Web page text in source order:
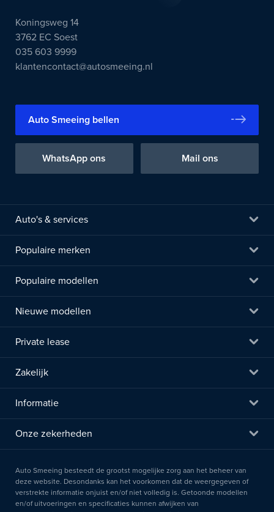
Koningsweg 14
3762 EC Soest
035 603 9999
klantencontact@autosmeeing.nl
Auto Smeeing bellen
WhatsApp ons Mail ons
Auto's & services
Populaire merken
Populaire modellen
Nieuwe modellen
Private lease
Zakelijk
Informatie
Onze zekerheden
Auto Smeeing besteedt de grootst mogelijke zorg aan het beheer van
deze website. Desondanks kan het voorkomen dat de weergegeven of
verstrekte informatie onjuist en/of niet volledig is. Getoonde modellen
en/of uitvoeringen en specificaties kunnen afwijken van